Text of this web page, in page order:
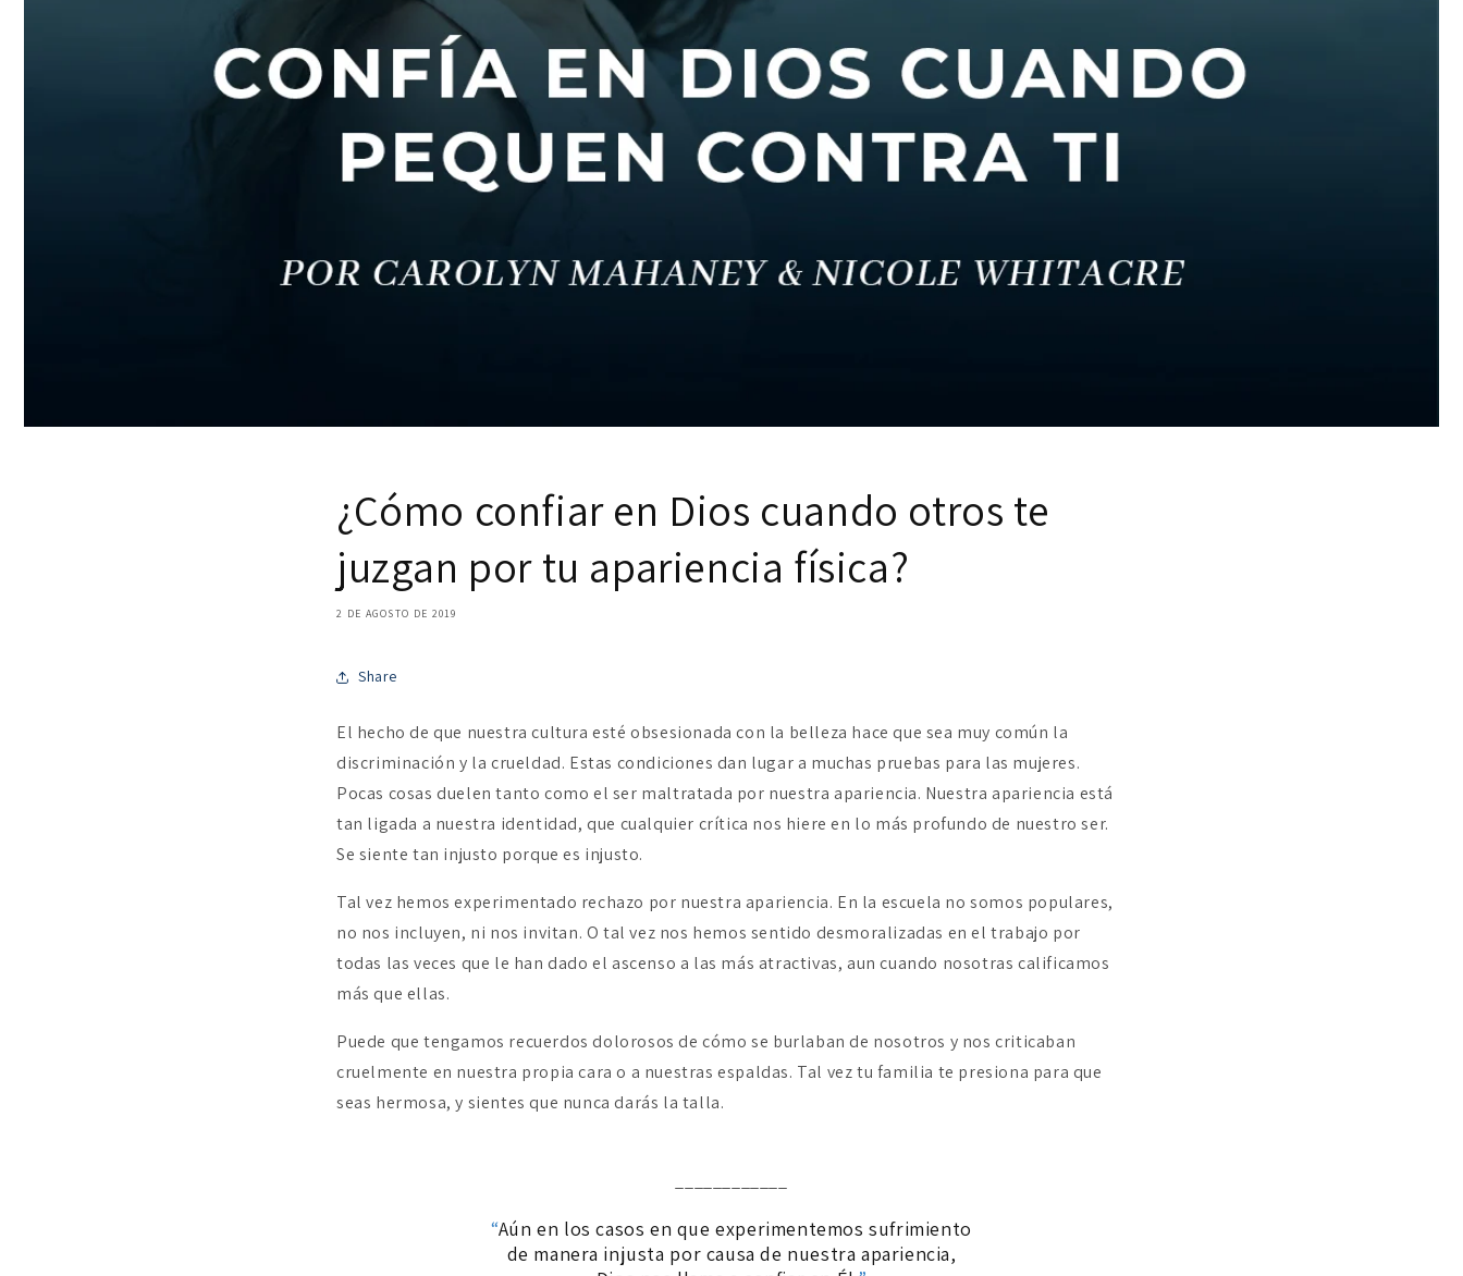
¿Cómo confiar en Dios cuando otros te
juzgan por tu apariencia física?
2 DE AGOSTO DE 2019
Share
El hecho de que nuestra cultura esté obsesionada con la belleza hace que sea muy común la
discriminación y la crueldad. Estas condiciones dan lugar a muchas pruebas para las mujeres.
Pocas cosas duelen tanto como el ser maltratada por nuestra apariencia. Nuestra apariencia está
tan ligada a nuestra identidad, que cualquier crítica nos hiere en lo más profundo de nuestro ser.
Se siente tan injusto porque es injusto.
Tal vez hemos experimentado rechazo por nuestra apariencia. En la escuela no somos populares,
no nos incluyen, ni nos invitan. O tal vez nos hemos sentido desmoralizadas en el trabajo por
todas las veces que le han dado el ascenso a las más atractivas, aun cuando nosotras calificamos
más que ellas.
Puede que tengamos recuerdos dolorosos de cómo se burlaban de nosotros y nos criticaban
cruelmente en nuestra propia cara o a nuestras espaldas. Tal vez tu familia te presiona para que
seas hermosa, y sientes que nunca darás la talla.
“Aún en los casos en que experimentemos sufrimiento
de manera injusta por causa de nuestra apariencia,